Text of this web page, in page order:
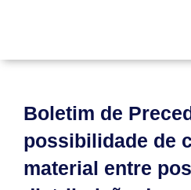
Boletim de
possibilidade de
material entre